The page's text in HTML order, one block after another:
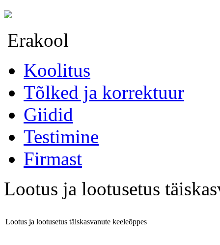
Erakool
Koolitus
Tõlked ja korrektuur
Giidid
Testimine
Firmast
Lootus ja lootusetus
Lootus ja lootusetus täiskasvanute keeleõppes